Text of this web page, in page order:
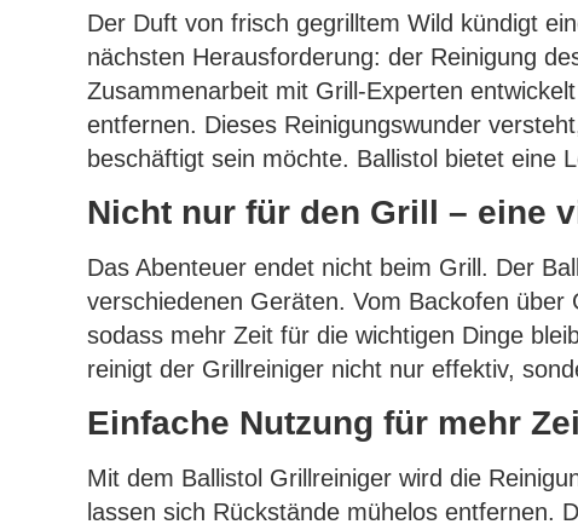
Der Duft von frisch gegrilltem Wild kündigt
nächsten Herausforderung: der Reinigung
Zusammenarbeit mit Grill-Experten
entfernen. Dieses Reinigungswunder
beschäftigt sein möchte. Ballistol bietet eine
Nicht nur für den Grill – eine
Das Abenteuer endet nicht beim Grill. Der
verschiedenen Geräten. Vom Backofen
sodass mehr Zeit für die wichtigen Dinge
reinigt der Grillreiniger nicht nur effektiv,
Einfache Nutzung für mehr
Mit dem Ballistol Grillreiniger wird die
lassen sich Rückstände mühelos entfernen.